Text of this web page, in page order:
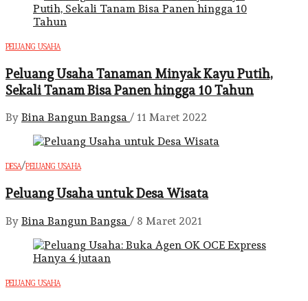
PELUANG USAHA
Peluang Usaha Tanaman Minyak Kayu Putih,
Sekali Tanam Bisa Panen hingga 10 Tahun
By Bina Bangun Bangsa / 11 Maret 2022
DESA/PELUANG USAHA
Peluang Usaha untuk Desa Wisata
By Bina Bangun Bangsa / 8 Maret 2021
PELUANG USAHA